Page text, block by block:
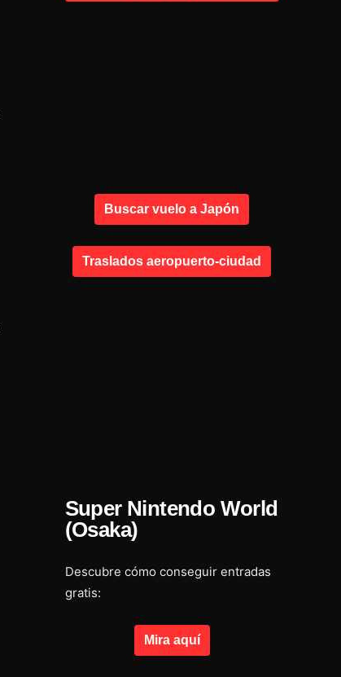
Buscar vuelo a Japón
Traslados aeropuerto-ciudad
Super Nintendo World
(Osaka)
Descubre cómo conseguir entradas
gratis:
Mira aquí